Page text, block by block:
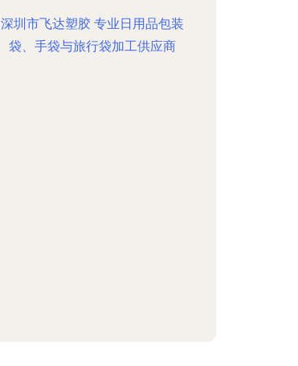
深圳市飞达塑胶 专业日用品包装
袋、手袋与旅行袋加工供应商